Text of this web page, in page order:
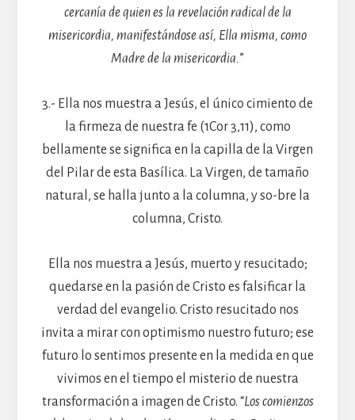
cercanía de quien es la revelación radical de la
misericordia, manifestándose así, Ella misma, como
Madre de la misericordia.”
3.- Ella nos muestra a Jesús, el único cimiento de
la firmeza de nuestra fe (1Cor 3,11), como
bellamente se significa en la capilla de la Virgen
del Pilar de esta Basílica. La Virgen, de tamaño
natural, se halla junto a la columna, y so-bre la
columna, Cristo.
Ella nos muestra a Jesús, muerto y resucitado;
quedarse en la pasión de Cristo es falsificar la
verdad del evangelio. Cristo resucitado nos
invita a mirar con optimismo nuestro futuro; ese
futuro lo sentimos presente en la medida en que
vivimos en el tiempo el misterio de nuestra
transformación a imagen de Cristo. “Los comienzos